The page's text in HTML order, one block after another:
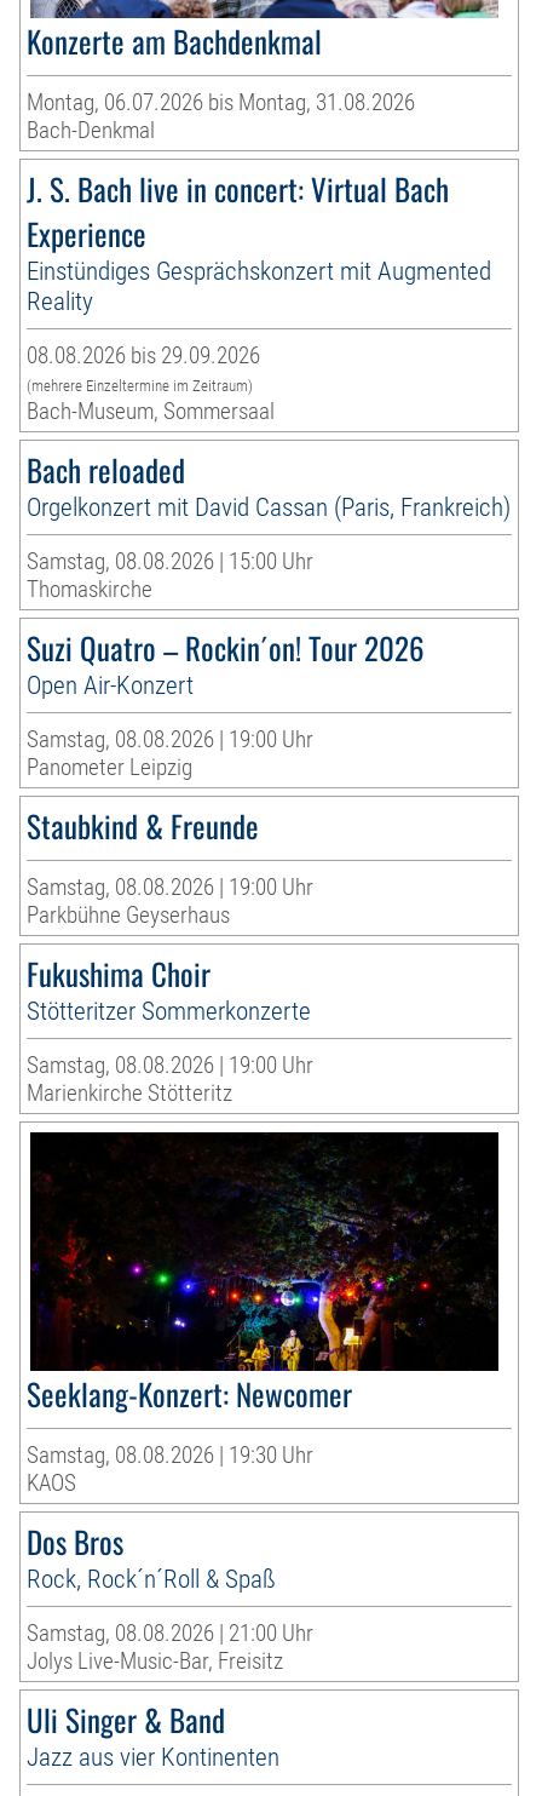
Konzerte am Bachdenkmal
Montag, 06.07.2026 bis Montag, 31.08.2026
Bach-Denkmal
J. S. Bach live in concert: Virtual Bach
Experience
Einstündiges Gesprächskonzert mit Augmented
Reality
08.08.2026 bis 29.09.2026
(mehrere Einzeltermine im Zeitraum)
Bach-Museum, Sommersaal
Bach reloaded
Orgelkonzert mit David Cassan (Paris, Frankreich)
Samstag, 08.08.2026 | 15:00 Uhr
Thomaskirche
Suzi Quatro – Rockin´on! Tour 2026
Open Air-Konzert
Samstag, 08.08.2026 | 19:00 Uhr
Panometer Leipzig
Staubkind & Freunde
Samstag, 08.08.2026 | 19:00 Uhr
Parkbühne Geyserhaus
Fukushima Choir
Stötteritzer Sommerkonzerte
Samstag, 08.08.2026 | 19:00 Uhr
Marienkirche Stötteritz
Seeklang-Konzert: Newcomer
Samstag, 08.08.2026 | 19:30 Uhr
KAOS
Dos Bros
Rock, Rock´n´Roll & Spaß
Samstag, 08.08.2026 | 21:00 Uhr
Jolys Live-Music-Bar, Freisitz
Uli Singer & Band
Jazz aus vier Kontinenten